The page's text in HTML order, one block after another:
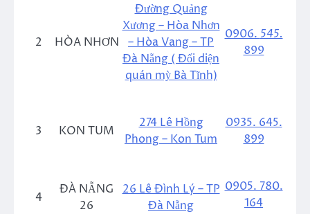
2 HÒA NHƠN
Đường Quảng
Xương – Hòa Nhơn
– Hòa Vang – TP
Đà Nẵng ( Đối diện
quán mỳ Bà Tĩnh)
0906. 545.
899
3 KON TUM
274 Lê Hồng
Phong – Kon Tum
0935. 645.
899
4
ĐÀ NẴNG
26
26 Lê Đình Lý – TP
Đà Nẵng
0905. 780.
164